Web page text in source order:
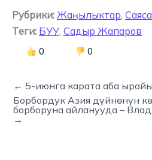
Рубрики: Жаңылыктар,
Теги: БУУ, Садыр Жапаров
0 0
← 5-июнга карата аба ырайы
Борбордук Азия дүйнөнүн
борборуна айланууда –
→